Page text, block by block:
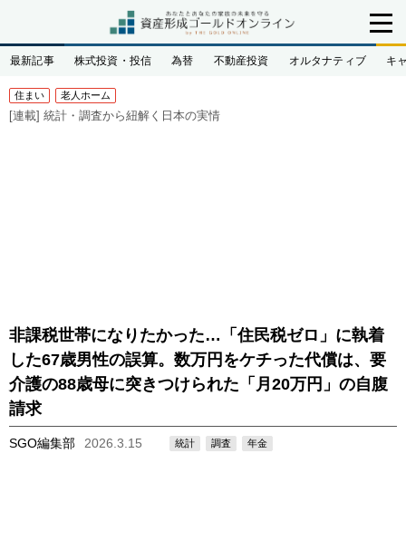
最新記事 株式投資・投信 為替 不動産投資 オルタナティブ キ
住まい 老人ホーム
[連載] 統計・調査から紐解く日本の実情
非課税世帯になりたかった…「住民税ゼロ」に執着
した67歳男性の誤算。数万円をケチった代償は、要
介護の88歳母に突きつけられた「月20万円」の自腹
請求
SGO編集部 2026.3.15 統計 調査 年金